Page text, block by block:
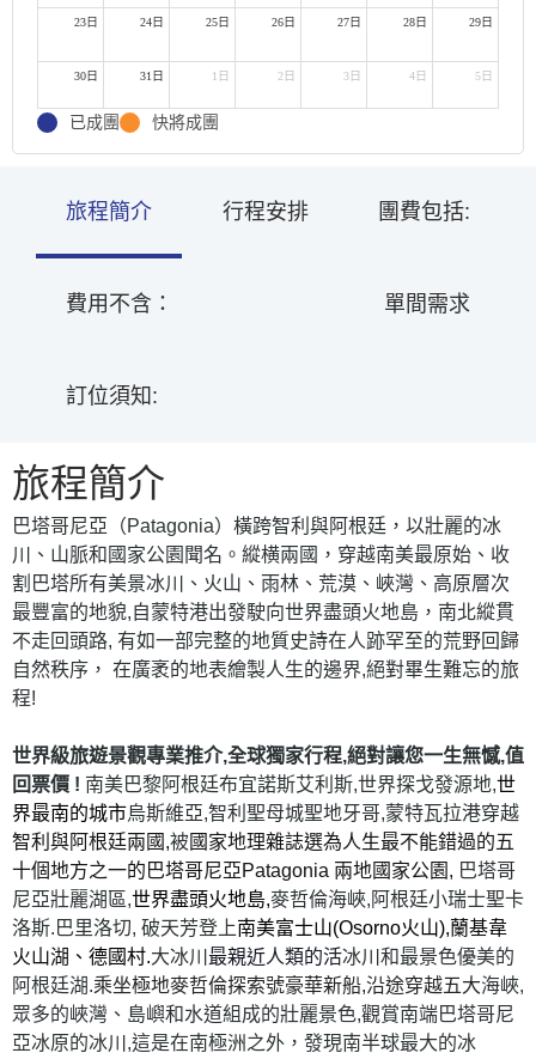
23日 24日 25日 26日 27日 28日 29日
30日 31日 1日 2日 3日 4日 5日
已成團 快將成團
旅程簡介 行程安排 團費包括:
費用不含： 單間需求
訂位須知:
旅程簡介
巴塔哥尼亞（Patagonia）橫跨智利與阿根廷，以壯麗的冰
川、山脈和國家公園聞名。縱横兩國，穿越南美最原始、收
割巴塔所有美景冰川、火山、雨林、荒漠、峽灣、高原層次
最豐富的地貌,自蒙特港出發駛向世界盡頭火地島，南北縱貫
不走回頭路, 有如一部完整的地質史詩在人跡罕至的荒野回歸
自然秩序， 在廣袤的地表繪製人生的邊界,絕對畢生難忘的旅
程!
世界級旅遊景觀專業推介,全球獨家行程,絕對讓您一生無憾,值
回票價 ! 南美巴黎阿根廷布宜諾斯艾利斯,世界探戈發源地,世
界最南的城市烏斯維亞,智利聖母城聖地牙哥,蒙特瓦拉港穿越
智利與阿根廷兩國,被國家地理雜誌選為人生最不能錯過的五
十個地方之一的巴塔哥尼亞Patagonia 兩地國家公園, 巴塔哥
尼亞壯麗湖區,世界盡頭火地島,麥哲倫海峽,阿根廷小瑞士聖卡
洛斯.巴里洛切, 破天芳登上南美富士山(Osorno火山),蘭基韋
火山湖、 德國村.大冰川 最親近人類的活冰川和最景色優美的
阿根廷湖.乘坐極地麥哲倫探索號豪華新船,沿途穿越五大海峽,
眾多的峽灣、島嶼和水道組成的壯麗景色,觀賞南端巴塔哥尼
亞冰原的冰川,這是在南極洲之外，發現南半球最大的冰